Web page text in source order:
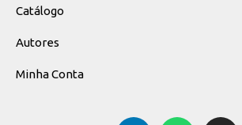
Catálogo
Autores
Minha Conta